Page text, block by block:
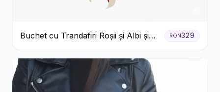
Buchet cu Trandafiri Roșii și Albi și
Gypsophila
RON329